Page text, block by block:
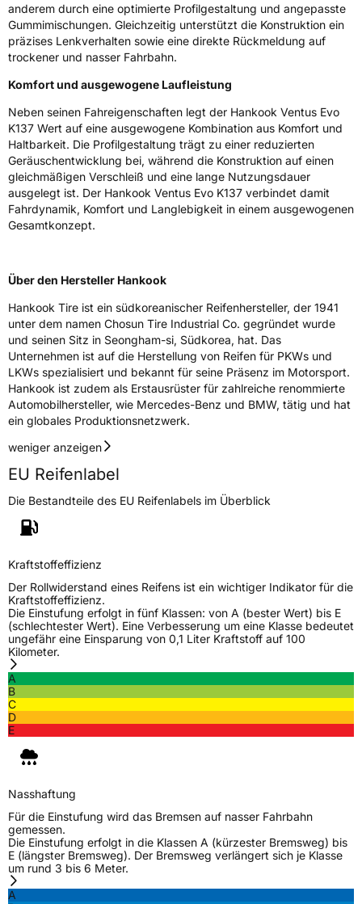
FahrzeugklasseC1
3PMSF / Schneeflockensymbol / Alpine-SymbolNein
EisgripNein
EPREL ID2425417
Allgemeine Produktsicherheit (GPSR)
HerstellerkontaktHankook Tire Europe GmbH, Siemensstr. 14
D-63263 Neu-Isenburg Deutschland,
technik@hankookreifen.de
anderem durch eine optimierte Profilgestaltung und angepasste
Gummimischungen. Gleichzeitig unterstützt die Konstruktion ein
präzises Lenkverhalten sowie eine direkte Rückmeldung auf
trockener und nasser Fahrbahn.
Komfort und ausgewogene Laufleistung
Neben seinen Fahreigenschaften legt der Hankook Ventus Evo
K137 Wert auf eine ausgewogene Kombination aus Komfort und
Haltbarkeit. Die Profilgestaltung trägt zu einer reduzierten
Geräuschentwicklung bei, während die Konstruktion auf einen
gleichmäßigen Verschleiß und eine lange Nutzungsdauer
ausgelegt ist. Der Hankook Ventus Evo K137 verbindet damit
Fahrdynamik, Komfort und Langlebigkeit in einem ausgewogenen
Gesamtkonzept.
Über den Hersteller Hankook
Hankook Tire ist ein südkoreanischer Reifenhersteller, der 1941
unter dem namen Chosun Tire Industrial Co. gegründet wurde
und seinen Sitz in Seongham-si, Südkorea, hat. Das
Unternehmen ist auf die Herstellung von Reifen für PKWs und
LKWs spezialisiert und bekannt für seine Präsenz im Motorsport.
Hankook ist zudem als Erstausrüster für zahlreiche renommierte
Automobilhersteller, wie Mercedes-Benz und BMW, tätig und hat
ein globales Produktionsnetzwerk.
weniger anzeigen
EU Reifenlabel
Die Bestandteile des EU Reifenlabels im Überblick
Kraftstoffeffizienz
Der Rollwiderstand eines Reifens ist ein wichtiger Indikator für die
Kraftstoffeffizienz.
Die Einstufung erfolgt in fünf Klassen: von A (bester Wert) bis E
(schlechtester Wert). Eine Verbesserung um eine Klasse bedeutet
ungefähr eine Einsparung von 0,1 Liter Kraftstoff auf 100
Kilometer.
A
B
C
D
E
Nasshaftung
Für die Einstufung wird das Bremsen auf nasser Fahrbahn
gemessen.
Die Einstufung erfolgt in die Klassen A (kürzester Bremsweg) bis
E (längster Bremsweg). Der Bremsweg verlängert sich je Klasse
um rund 3 bis 6 Meter.
A